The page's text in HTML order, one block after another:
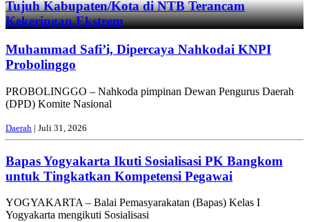
Tujuh Kabupaten/Kota di NTB Terancam
Kekeringan Ekstrem
Muhammad Safi’i, Dipercaya Nahkodai KNPI
Probolinggo
PROBOLINGGO – Nahkoda pimpinan Dewan Pengurus Daerah
(DPD) Komite Nasional
Daerah | Juli 31, 2026
Bapas Yogyakarta Ikuti Sosialisasi PK Bangkom
untuk Tingkatkan Kompetensi Pegawai
YOGYAKARTA – Balai Pemasyarakatan (Bapas) Kelas I
Yogyakarta mengikuti Sosialisasi